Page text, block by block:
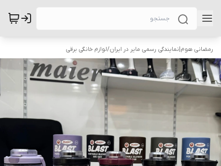
رمضانی هوم|نمایندگی رسمی مایر در ایران/لوازم خانگی برقی